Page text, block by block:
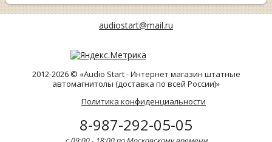
audiostart@mail.ru
2012-2026 © «Audio Start - Интернет магазин штатные
автомагнитолы (доставка по всей России)»
Политика конфиденциальности
8-987-292-05-05